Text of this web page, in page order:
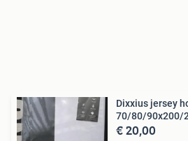
Dixxius jersey
70/80/90x200/
€ 20,00